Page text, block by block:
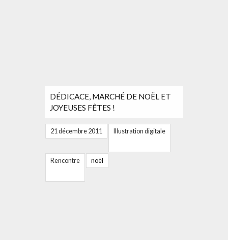
DÉDICACE, MARCHÉ DE NOËL ET
JOYEUSES FÊTES !
21 décembre 2011 Illustration digitale
Rencontre noël